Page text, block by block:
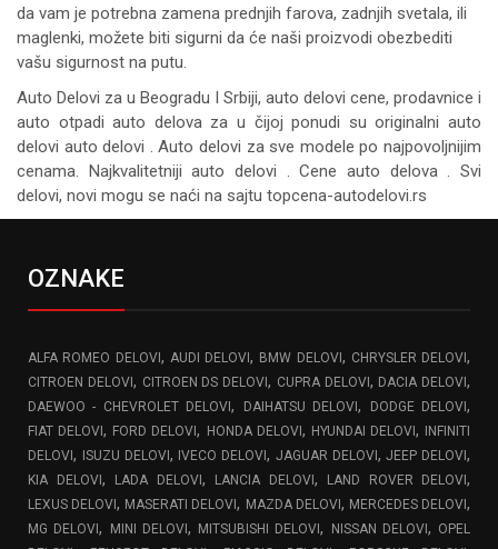
da vam je potrebna zamena prednjih farova, zadnjih svetala, ili
maglenki, možete biti sigurni da će naši proizvodi obezbediti
vašu sigurnost na putu.
Auto Delovi za u Beogradu I Srbiji, auto delovi cene, prodavnice i
auto otpadi auto delova za u čijoj ponudi su originalni auto
delovi auto delovi . Auto delovi za sve modele po najpovoljnijim
cenama. Najkvalitetniji auto delovi . Cene auto delova . Svi
delovi, novi mogu se naći na sajtu topcena-autodelovi.rs
OZNAKE
ALFA ROMEO DELOVI, AUDI DELOVI, BMW DELOVI, CHRYSLER DELOVI,
CITROEN DELOVI, CITROEN DS DELOVI, CUPRA DELOVI, DACIA DELOVI,
DAEWOO - CHEVROLET DELOVI, DAIHATSU DELOVI, DODGE DELOVI,
FIAT DELOVI, FORD DELOVI, HONDA DELOVI, HYUNDAI DELOVI, INFINITI
DELOVI, ISUZU DELOVI, IVECO DELOVI, JAGUAR DELOVI,JEEP DELOVI,
KIA DELOVI, LADA DELOVI, LANCIA DELOVI, LAND ROVER DELOVI,
LEXUS DELOVI, MASERATI DELOVI, MAZDA DELOVI, MERCEDES DELOVI,
MG DELOVI, MINI DELOVI, MITSUBISHI DELOVI, NISSAN DELOVI, OPEL